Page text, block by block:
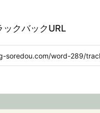
ックバックURL